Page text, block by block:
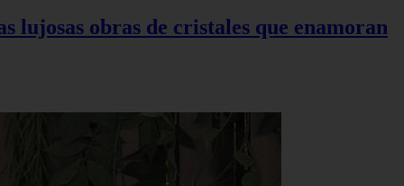
lujosas obras de cristales que enamoran